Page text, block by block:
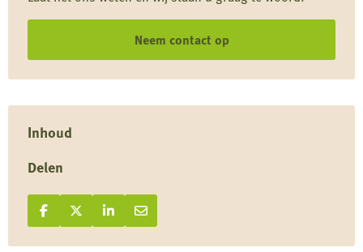
Neem contact op
Inhoud
Delen
Deel op Facebook
Deel
op
Deel op X
Deel
op
Deel op LinkedIn
Deel
op
Deel via e-mail
Deel
via